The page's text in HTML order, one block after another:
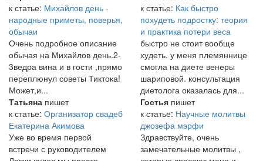
к статье: Михайлов день -
народные приметы, поверья,
обычаи
Очень подробное описание
обычая на Михайлов день.2-
3ведра вина и в гости ,прямо
переплюнул советы Тиктока!
Может,и...
к статье: Как быстро
похудеть подростку: теория
и практика потери веса
быстро не стоит вообще
худеть. у меня племяннице
смогла на диете венеры
шариповой. консультация
диетолога оказалась для...
Татьяна пишет
к статье: Организатор свадеб
Екатерина Акимова
Уже во время первой
встречи с руководителем
Гостья пишет
к статье: Научные молитвы
джозефа мэрфи
Здравствуйте, очень
замечательные молитвы ,